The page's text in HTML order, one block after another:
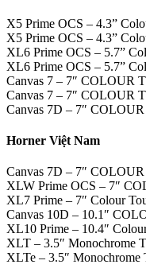
X5 Prime OCS – 4.3”
X5 Prime OCS – 4.3”
XL6 Prime OCS – 5.7”
XL6 Prime OCS – 5.7”
Canvas 7 – 7″ COLOUR
Canvas 7 – 7″ COLOUR
Canvas 7D – 7″
Horner Việt Nam
Canvas 7D – 7″
XLW Prime OCS – 7″
XL7 Prime – 7″ Colour
Canvas 10D – 10.1″
XL10 Prime – 10.4″
XLT – 3.5″ Monochrome
XLTe – 3.5″ Monochrome